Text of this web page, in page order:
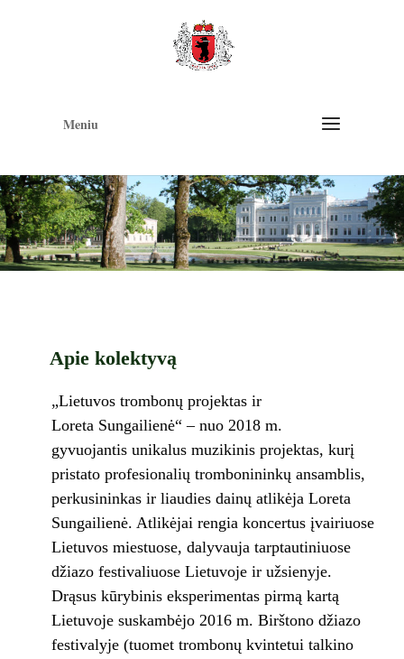
Meniu
Apie kolektyvą
„Lietuvos trombonų projektas ir
Loreta Sungailienė“ – nuo 2018 m.
gyvuojantis unikalus muzikinis projektas, kurį
pristato profesionalių trombonininkų ansamblis,
perkusininkas ir liaudies dainų atlikėja Loreta
Sungailienė. Atlikėjai rengia koncertus įvairiuose
Lietuvos miestuose, dalyvauja tarptautiniuose
džiazo festivaliuose Lietuvoje ir užsienyje.
Drąsus kūrybinis eksperimentas pirmą kartą
Lietuvoje suskambėjo 2016 m. Birštono džiazo
festivalyje (tuomet trombonų kvintetui talkino